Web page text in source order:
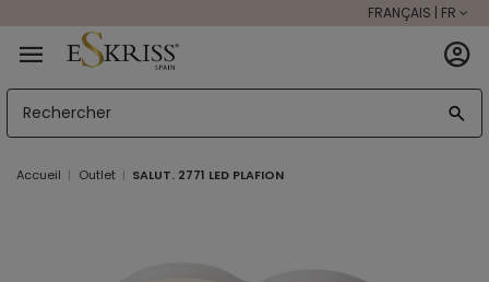
FRANÇAIS | FR
Accueil Outlet SALUT. 2771 LED PLAFION